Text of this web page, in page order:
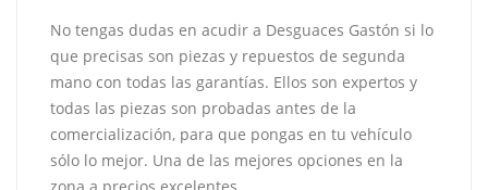
No tengas dudas en acudir a Desguaces Gastón si lo
que precisas son piezas y repuestos de segunda
mano con todas las garantías. Ellos son expertos y
todas las piezas son probadas antes de la
comercialización, para que pongas en tu vehículo
sólo lo mejor. Una de las mejores opciones en la